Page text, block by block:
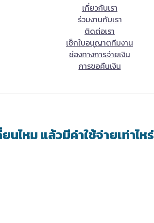
เกี่ยวกับเรา
ร่วมงานกับเรา
ติดต่อเรา
เช็กใบอนุญาตทีมงาน
ช่องทางการจ่ายเงิน
การขอคืนเงิน
นไหม แล้วมีค่าใช้จ่ายเท่าไหร่